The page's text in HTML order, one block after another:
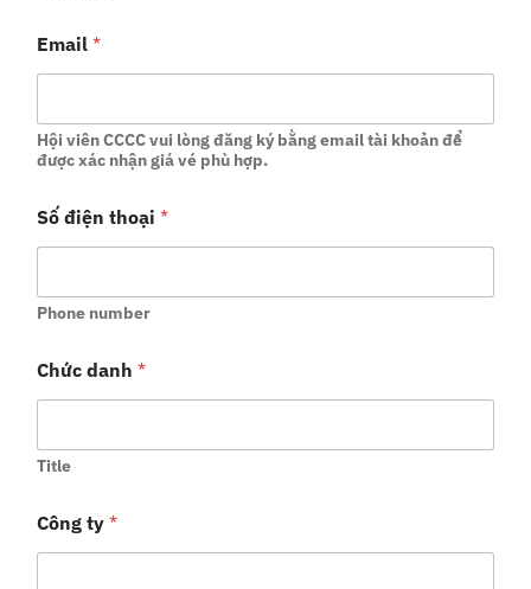
Email *
Hội viên CCCC vui lòng đăng ký bằng email tài khoản để
được xác nhận giá vé phù hợp.
Số điện thoại *
Phone number
Chức danh *
Title
Công ty *